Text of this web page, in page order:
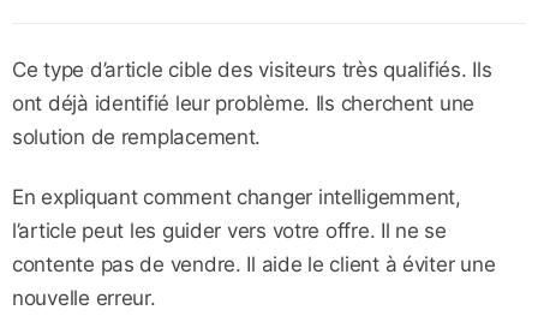
Ce type d’article cible des visiteurs très qualifiés. Ils
ont déjà identifié leur problème. Ils cherchent une
solution de remplacement.
En expliquant comment changer intelligemment,
l’article peut les guider vers votre offre. Il ne se
contente pas de vendre. Il aide le client à éviter une
nouvelle erreur.